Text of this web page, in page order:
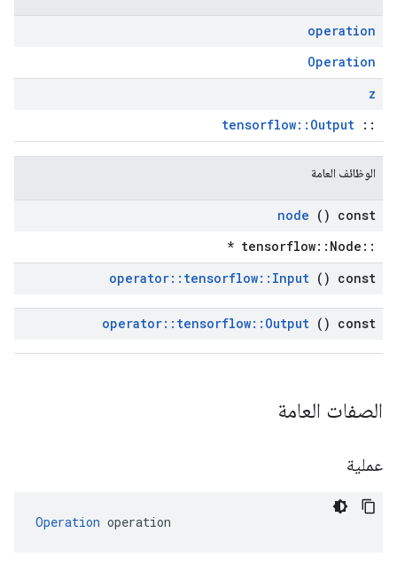
operation
Operation
z
::
tensorflow::Output
الوظائف العامة
node () const
::tensorflow::Node *
operator:: tensorflow:: Input () const
operator:: tensorflow:: Output () const
الصفات العامة
عملية
Operation operation